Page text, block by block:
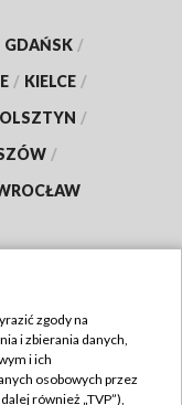
GDAŃSK /
/ KIELCE /
OLSZTYN /
/
zgody na
i zbierania danych,
i ich
osobowych przez
również „TVP”),